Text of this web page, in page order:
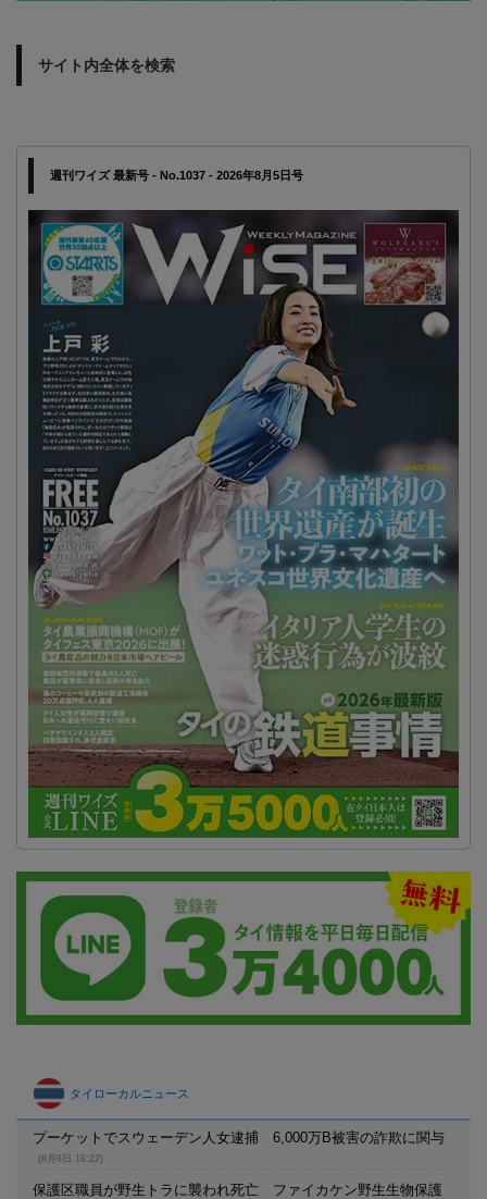
サイト内全体を検索
週刊ワイズ 最新号 - No.1037 - 2026年8月5日号
タイローカルニュース
プーケットでスウェーデン人女逮捕 6,000万B被害の詐欺に関与
(8月6日 16:22)
保護区職員が野生トラに襲われ死亡 ファイカケン野生生物保護